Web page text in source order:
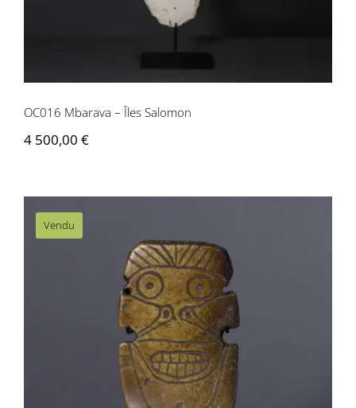
OC016 Mbarava – Îles Salomon
4 500,00 €
Vendu
OC015 Figure votive en os – Vanuatu